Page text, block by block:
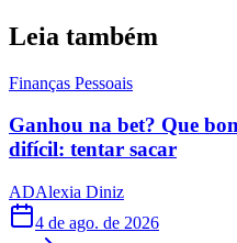
Leia também
Finanças Pessoais
Ganhou na bet? Que
difícil: tentar sacar
ADAlexia Diniz
4 de ago. de 2026